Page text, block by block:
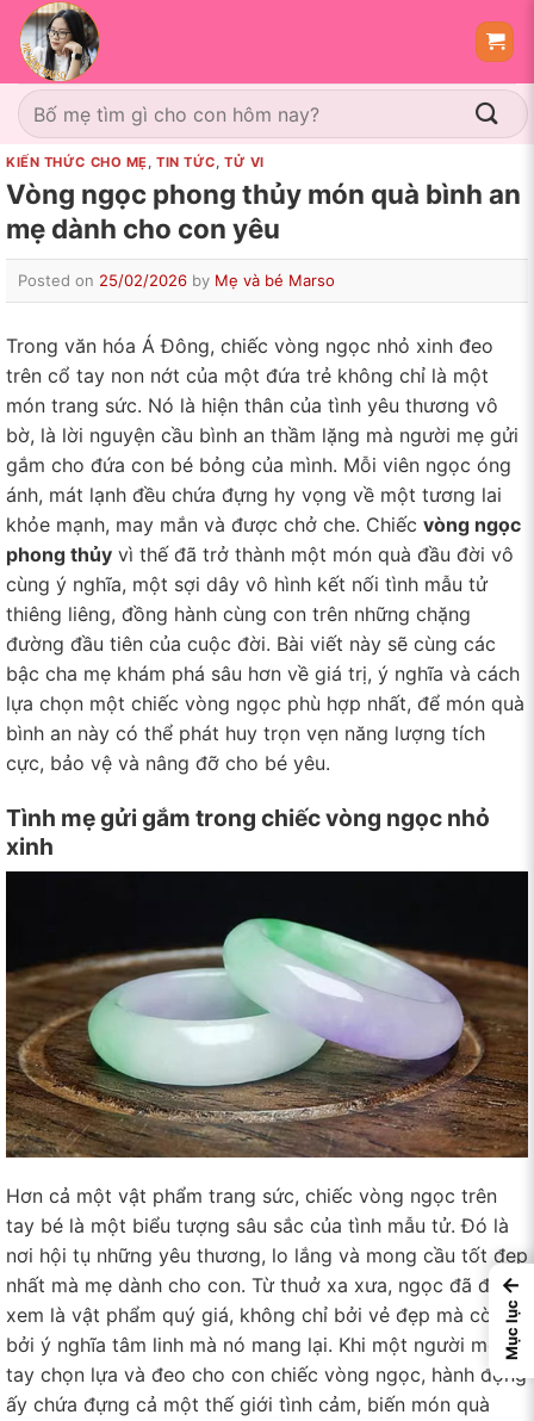
Skip
content
Tìm
kiếm:
KIẾN THỨC CHO MẸ,TIN TỨC,TỬ VI
Vòng ngọc phong thủy món quà bình an
mẹ dành cho con yêu
Posted on 25/02/2026 by Mẹ và bé Marso
Trong văn hóa Á Đông, chiếc vòng ngọc nhỏ xinh đeo
trên cổ tay non nớt của một đứa trẻ không chỉ là một
món trang sức. Nó là hiện thân của tình yêu thương vô
bờ, là lời nguyện cầu bình an thầm lặng mà người mẹ gửi
gắm cho đứa con bé bỏng của mình. Mỗi viên ngọc óng
ánh, mát lạnh đều chứa đựng hy vọng về một tương lai
khỏe mạnh, may mắn và được chở che. Chiếc vòng ngọc
phong thủy vì thế đã trở thành một món quà đầu đời vô
cùng ý nghĩa, một sợi dây vô hình kết nối tình mẫu tử
thiêng liêng, đồng hành cùng con trên những chặng
đường đầu tiên của cuộc đời. Bài viết này sẽ cùng các
bậc cha mẹ khám phá sâu hơn về giá trị, ý nghĩa và cách
lựa chọn một chiếc vòng ngọc phù hợp nhất, để món quà
bình an này có thể phát huy trọn vẹn năng lượng tích
cực, bảo vệ và nâng đỡ cho bé yêu.
Tình mẹ gửi gắm trong chiếc vòng ngọc nhỏ
xinh
Hơn cả một vật phẩm trang sức, chiếc vòng ngọc trên
tay bé là một biểu tượng sâu sắc của tình mẫu tử. Đó là
nơi hội tụ những yêu thương, lo lắng và mong cầu tốt đẹp
nhất mà mẹ dành cho con. Từ thuở xa xưa, ngọc đã được
xem là vật phẩm quý giá, không chỉ bởi vẻ đẹp mà còn
bởi ý nghĩa tâm linh mà nó mang lại. Khi một người mẹ tự
tay chọn lựa và đeo cho con chiếc vòng ngọc, hành động
ấy chứa đựng cả một thế giới tình cảm, biến món quà
←
Mục lục